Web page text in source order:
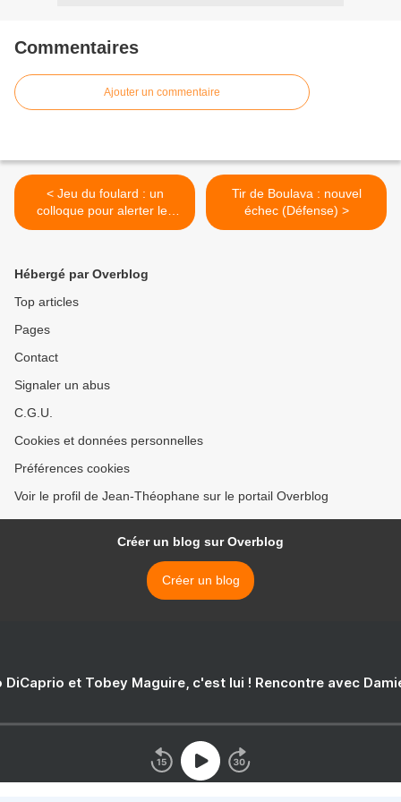
Commentaires
Ajouter un commentaire
< Jeu du foulard : un
colloque pour alerter les
parents
Tir de Boulava : nouvel
échec (Défense) >
Hébergé par Overblog
Top articles
Pages
Contact
Signaler un abus
C.G.U.
Cookies et données personnelles
Préférences cookies
Voir le profil de Jean-Théophane sur le portail Overblog
Créer un blog sur Overblog
Créer un blog
DiCaprio et Tobey Maguire, c'est lui ! Rencontre avec